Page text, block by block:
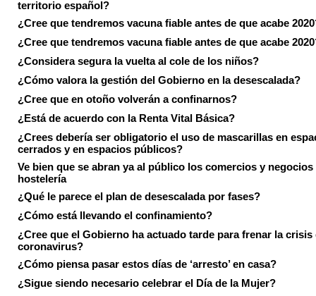
territorio español?
¿Cree que tendremos vacuna fiable antes de que acabe
¿Cree que tendremos vacuna fiable antes de que acabe
¿Considera segura la vuelta al cole de los niños?
¿Cómo valora la gestión del Gobierno en la desescalada?
¿Cree que en otoño volverán a confinarnos?
¿Está de acuerdo con la Renta Vital Básica?
¿Crees debería ser obligatorio el uso de mascarillas en
cerrados y en espacios públicos?
Ve bien que se abran ya al público los comercios y negocios
hostelería
¿Qué le parece el plan de desescalada por fases?
¿Cómo está llevando el confinamiento?
¿Cree que el Gobierno ha actuado tarde para frenar la crisis
coronavirus?
¿Cómo piensa pasar estos días de ‘arresto’ en casa?
¿Sigue siendo necesario celebrar el Día de la Mujer?